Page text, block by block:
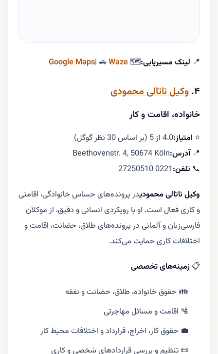
📍 لینک مسیریابی:🗺
Google Maps| 🚗Waze
۴. وکیل ناتالی محمودی
خانواده، اقامت و کار
⭐ امتیاز:4.0 از 5 (بر اساس 30 نظر گوگل)
📍آدرس:Beethovenstr. 4, 50674 Köln
📞 تلفن:0221 27250510
وکیل ناتالی محمودیدر پرونده‌های حساس خانوادگی، اقامتی
و کاری فعال است. او با رویکردی انسانی و دقیق، از موکلان
فارسی‌زبان و آلمانی در پرونده‌های طلاق، حضانت، اقامت و
اختلافات کاری حمایت می‌کند.
📋زمینه‌های تخصصی
👪 حقوق خانواده، طلاق، حضانت و نفقه
🛂 اقامت و مسائل مهاجرتی
💼 حقوق کار، اخراج، قرارداد و اختلافات محیط کار
📜 تنظیم و بررسی قراردادهای شخصی و کاری